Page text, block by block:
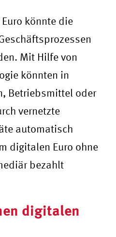
könnte die
Mit Hilfe von
könnten in
Betriebsmittel oder
vernetzte
automatisch
digitalen Euro ohne
bezahlt
digitalen